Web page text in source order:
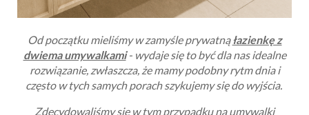
Od początku mieliśmy w zamyśle prywatnąłazienkę z
dwiema umywalkami- wydaje się to być dla nas idealne
rozwiązanie, zwłaszcza, że mamy podobny rytm dnia i
często w tych samych porach szykujemy się do wyjścia.
Zdecydowaliśmy się w tym przypadku na umywalki